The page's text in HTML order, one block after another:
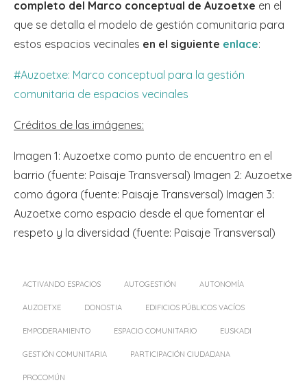
completo del Marco conceptual de Auzoetxe en el
que se detalla el modelo de gestión comunitaria para
estos espacios vecinales en el siguiente enlace:
#Auzoetxe: Marco conceptual para la gestión
comunitaria de espacios vecinales
Créditos de las imágenes:
Imagen 1: Auzoetxe como punto de encuentro en el
barrio (fuente: Paisaje Transversal) Imagen 2: Auzoetxe
como ágora (fuente: Paisaje Transversal) Imagen 3:
Auzoetxe como espacio desde el que fomentar el
respeto y la diversidad (fuente: Paisaje Transversal)
ACTIVANDO ESPACIOS AUTOGESTIÓN AUTONOMÍA
AUZOETXE DONOSTIA EDIFICIOS PÚBLICOS VACÍOS
EMPODERAMIENTO ESPACIO COMUNITARIO EUSKADI
GESTIÓN COMUNITARIA PARTICIPACIÓN CIUDADANA
PROCOMÚN